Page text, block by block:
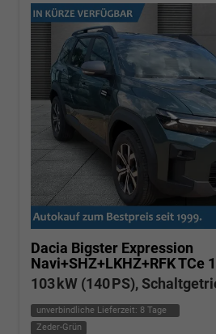
Dacia Bigster Expression
Navi+SHZ+LKHZ+RFK TCe
103 kW (140 PS),
unverbindliche Lieferzeit: 8 Tage
Zeder-Grün